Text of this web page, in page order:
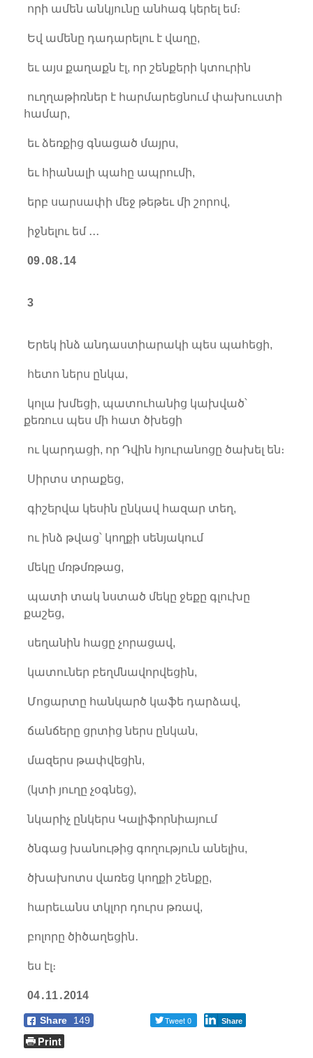
որի ամեն անկյունը անհագ կերել եմ։
Եվ ամենը դադարելու է վաղը,
եւ այս քաղաքն էլ, որ շենքերի կտուրին
ուղղաթիռներ է հարմարեցնում փախուստի
համար,
եւ ձեռքից գնացած մայրս,
եւ հիանալի պահը ապրումի,
երբ սարսափի մեջ թեթեւ մի շորով,
իջնելու եմ ․․․
09․08․14
3
Երեկ ինձ անդաստիարակի պես պահեցի,
հետո ներս ընկա,
կոլա խմեցի, պատուհանից կախված՝
քեռուս պես մի հատ ծխեցի
ու կարդացի, որ Դվին հյուրանոցը ծախել են։
Սիրտս տրաքեց,
գիշերվա կեսին ընկավ հազար տեղ,
ու ինձ թվաց՝ կողքի սենյակում
մեկը մռթմռթաց,
պատի տակ նստած մեկը ջեքը գլուխը
քաշեց,
սեղանին հացը չորացավ,
կատուներ բեղմնավորվեցին,
Մոցարտը հանկարծ կաֆե դարձավ,
ճանճերը ցրտից ներս ընկան,
մազերս թափվեցին,
(կտի յուղը չօգնեց),
նկարիչ ընկերս Կալիֆորնիայում
ծնգաց խանութից գողություն անելիս,
ծխախոտս վառեց կողքի շենքը,
հարեւանս տկլոր դուրս թռավ,
բոլորը ծիծաղեցին․
ես էլ։
04․11․2014
Share 149 Tweet 0 Share
Print